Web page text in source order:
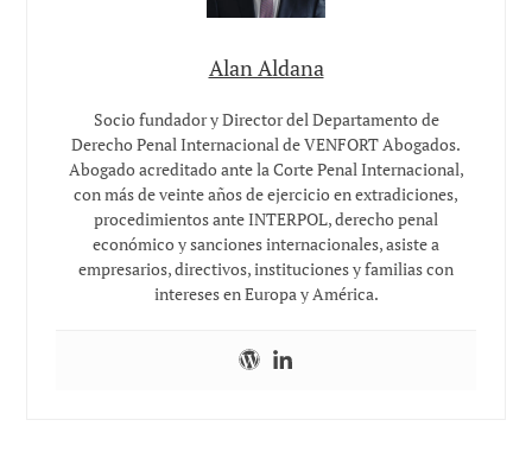
Alan Aldana
Socio fundador y Director del Departamento de
Derecho Penal Internacional de VENFORT Abogados.
Abogado acreditado ante la Corte Penal Internacional,
con más de veinte años de ejercicio en extradiciones,
procedimientos ante INTERPOL, derecho penal
económico y sanciones internacionales, asiste a
empresarios, directivos, instituciones y familias con
intereses en Europa y América.